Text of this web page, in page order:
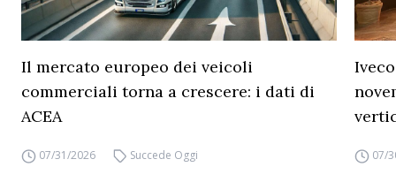
Il mercato europeo dei veicoli
commerciali torna a crescere: i dati di
ACEA
07/31/2026 Succede Oggi 07/